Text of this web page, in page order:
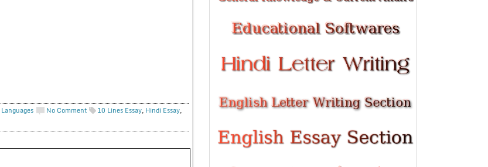
Languages No Comment 10 Lines Essay, Hindi Essay,